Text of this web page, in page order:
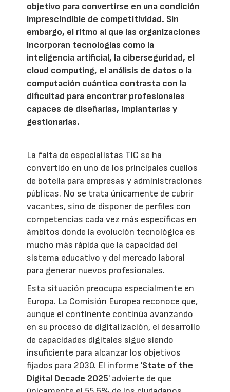
objetivo para convertirse en una condición
imprescindible de competitividad. Sin
embargo, el ritmo al que las organizaciones
incorporan tecnologías como la
inteligencia artificial, la ciberseguridad, el
cloud computing, el análisis de datos o la
computación cuántica contrasta con la
dificultad para encontrar profesionales
capaces de diseñarlas, implantarlas y
gestionarlas.
La falta de especialistas TIC se ha
convertido en uno de los principales cuellos
de botella para empresas y administraciones
públicas. No se trata únicamente de cubrir
vacantes, sino de disponer de perfiles con
competencias cada vez más específicas en
ámbitos donde la evolución tecnológica es
mucho más rápida que la capacidad del
sistema educativo y del mercado laboral
para generar nuevos profesionales.
Esta situación preocupa especialmente en
Europa. La Comisión Europea reconoce que,
aunque el continente continúa avanzando
en su proceso de digitalización, el desarrollo
de capacidades digitales sigue siendo
insuficiente para alcanzar los objetivos
fijados para 2030. El informe 'State of the
Digital Decade 2025' advierte de que